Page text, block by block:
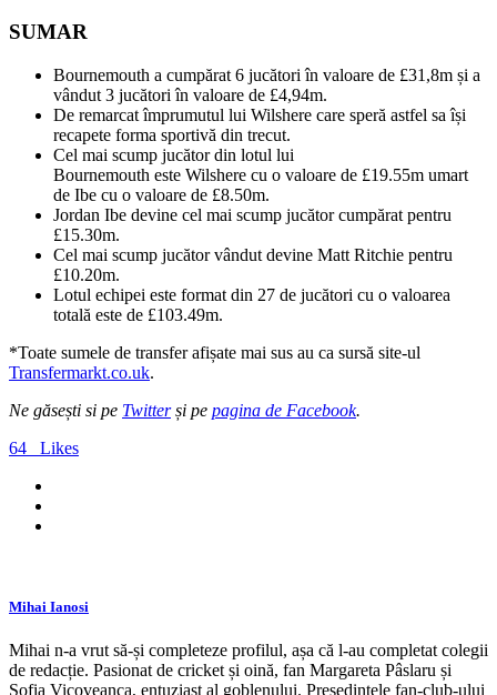
SUMAR
Bournemouth a cumpărat 6 jucători în valoare de £31,8m și a
vândut 3 jucători în valoare de £4,94m.
De remarcat împrumutul lui Wilshere care speră astfel sa își
recapete forma sportivă din trecut.
Cel mai scump jucător din lotul lui
Bournemouth este Wilshere cu o valoare de £19.55m umart
de Ibe cu o valoare de £8.50m.
Jordan Ibe devine cel mai scump jucător cumpărat pentru
£15.30m.
Cel mai scump jucător vândut devine Matt Ritchie pentru
£10.20m.
Lotul echipei este format din 27 de jucători cu o valoarea
totală este de £103.49m.
*Toate sumele de transfer afișate mai sus au ca sursă site-ul
Transfermarkt.co.uk.
Ne găsești si pe Twitterși pe pagina de Facebook.
64
Likes
Mihai Ianosi
Mihai n-a vrut să-și completeze profilul, așa că l-au completat colegii
de redacție. Pasionat de cricket și oină, fan Margareta Pâslaru și
Sofia Vicoveanca, entuziast al goblenului. Președintele fan-club-ului